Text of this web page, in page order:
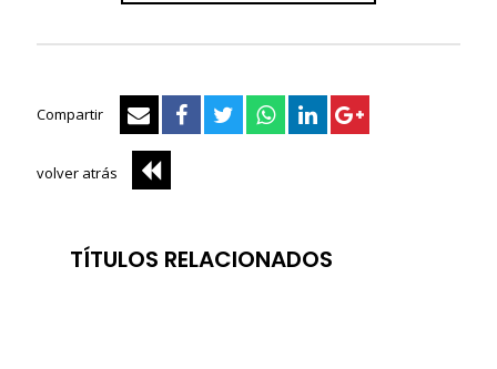
Compartir
volver atrás
TÍTULOS RELACIONADOS